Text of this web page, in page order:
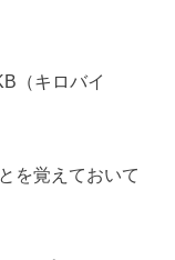
（キロバイ
を覚えておいて